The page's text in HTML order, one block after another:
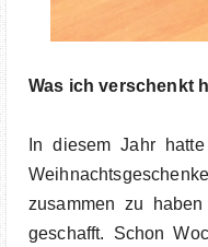
Was ich verschenkt
In diesem Jahr
zusammen zu
geschafft. Schon